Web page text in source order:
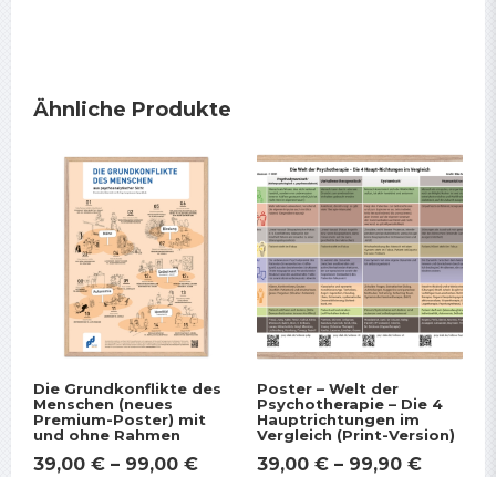
Ähnliche Produkte
Die Grundkonflikte des
Menschen (neues
Premium-Poster) mit
und ohne Rahmen
39,00 € – 99,00 €
Poster – Welt der
Psychotherapie – Die 4
Hauptrichtungen im
Vergleich (Print-Version)
39,00 €– 99,90 €